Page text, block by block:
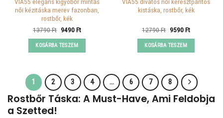
VIA55 elegáns kígyóbőr mintás
női kézitáska merev fazonban,
rostbőr, kék
13790Ft Original
was:
13790 Ft.
9490FtCurrent
KOSÁRBA TESZEM
VIA55 divatos női keresztpántos
kistáska, rostbőr, kék
12790Ft Original
was:
12790 Ft.
9590FtCurrent
KOSÁRBA TESZEM
1 2 3 4 … 6 7 8
Rostbőr Táska: A Must-Have, Ami Feldobja
a Szetted!